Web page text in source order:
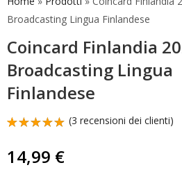
Broadcasting Lingua Finlandese
Coincard Finlandia
Broadcasting Lingua
Finlandese
5.00su 5
su base
(3 recensioni dei clienti)
14,99 €